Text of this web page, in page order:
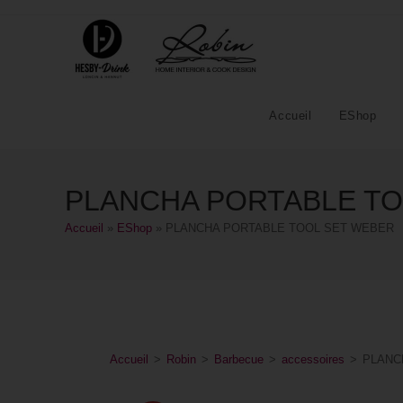
Accueil EShop
PLANCHA PORTABLE
Accueil EShop PLANCHA PORTABLE TOOL SET WEBER
Accueil > Robin > Barbecue > accessoires >